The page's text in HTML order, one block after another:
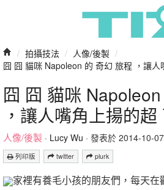
/ 拍攝技法 / 人像/後製 /
囧 囧 貓咪 Napoleon 的 奇幻 旅程 ，讓人
囧 囧 貓咪
，讓人嘴角上揚的
人像/後製 · Lucy Wu · 發表於 2014-10-
列印版 twitter plurk
家裡有養毛小孩的朋友們，每天